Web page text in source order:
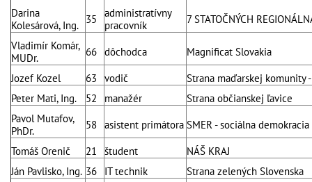
Darina
Kolesárová, Ing. 35
administratívny
pracovník
7 STATOČNÝCH
Vladimír Komár,
MUDr.
66 dôchodca
Magnificat Slovakia
Jozef Kozel
63 vodič
Strana maďarskej komunity
Peter Mati, Ing.
52 manažér
Strana občianskej ľavice
Pavol Mutafov,
PhDr.
58 asistent primátora SMER - sociálna demokracia
Tomáš Orenič
21 študent
NÁŠ KRAJ
Ján Pavlisko, Ing. 36 IT technik
Strana zelených Slovenska